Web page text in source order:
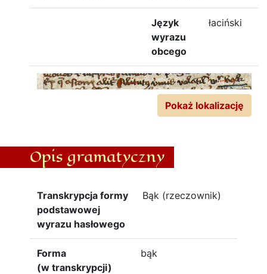
Język
wyrazu
obcego
łaciński
Pokaż lokalizację
Opis gramatyczny
Transkrypcja formy
podstawowej
wyrazu hasłowego
Bąk (rzeczownik)
Forma
(w transkrypcji)
bąk